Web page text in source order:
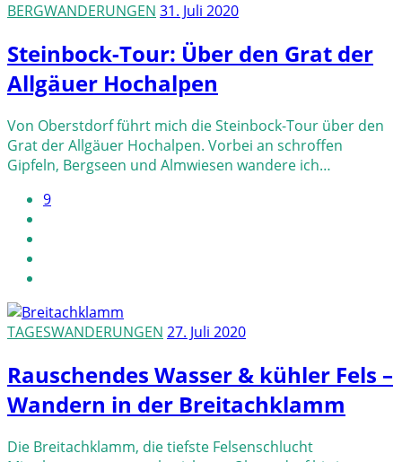
BERGWANDERUNGEN 31. Juli 2020
Steinbock-Tour: Über den Grat der
Allgäuer Hochalpen
Von Oberstdorf führt mich die Steinbock-Tour über den
Grat der Allgäuer Hochalpen. Vorbei an schroffen
Gipfeln, Bergseen und Almwiesen wandere ich…
9
TAGESWANDERUNGEN 27. Juli 2020
Rauschendes Wasser & kühler Fels –
Wandern in der Breitachklamm
Die Breitachklamm, die tiefste Felsenschlucht